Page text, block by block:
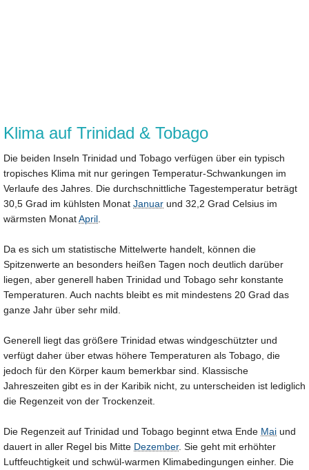
Klima auf Trinidad & Tobago
Die beiden Inseln Trinidad und Tobago verfügen über ein typisch
tropisches Klima mit nur geringen Temperatur-Schwankungen im
Verlaufe des Jahres. Die durchschnittliche Tagestemperatur beträgt
30,5 Grad im kühlsten Monat Januar und 32,2 Grad Celsius im
wärmsten MonatApril
Da es sich um statistische Mittelwerte handelt, können die
Spitzenwerte an besonders heißen Tagen noch deutlich darüber
liegen, aber generell haben Trinidad und Tobago sehr konstante
Temperaturen. Auch nachts bleibt es mit mindestens 20 Grad das
ganze Jahr über sehr mild.
Generell liegt das größere Trinidad etwas windgeschützter und
verfügt daher über etwas höhere Temperaturen als Tobago, die
jedoch für den Körper kaum bemerkbar sind. Klassische
Jahreszeiten gibt es in der Karibik nicht, zu unterscheiden ist lediglich
die Regenzeit von der Trockenzeit.
Die Regenzeit auf Trinidad und Tobago beginnt etwa Ende Mai und
dauert in aller Regel bis Mitte Dezember. Sie geht mit erhöhter
Luftfeuchtigkeit und schwül-warmen Klimabedingungen einher. Die